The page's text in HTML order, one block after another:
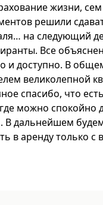
жизни,
решили
на следующий
Все
и доступно. В
великолепной
спасибо, что
можно спокойно
В дальнейшем
в аренду только с